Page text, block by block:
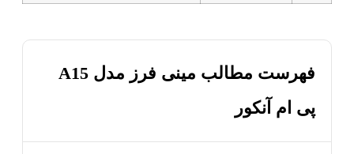
فهرست مطالب مینی فرز مدل A15
پی ام آنکور